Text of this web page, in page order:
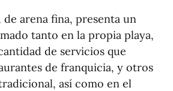
de arena fina, presenta un
tanto en la propia playa,
de servicios que
de franquicia, y otros
así como en el